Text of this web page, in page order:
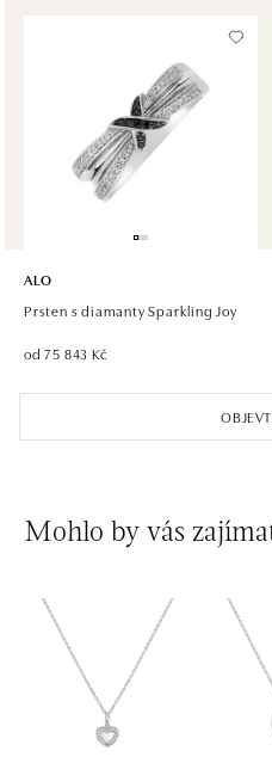
dnes otevřeno od 09:00
ALO diamonds,
Roztylská 2321/19, 148 00
tel.: +420 773 585 559, +420
dnes otevřeno od 09:00
ALO diamonds Hilton,
dnes otevřeno od 10:00
ALO diamonds OC
Einsteinova 18, 851 01
tel.: +421 917 090 891
ALO diamonds OC
dnes otevřeno od 09:00
ALO diamonds OC
Pribinova 8, 811 09 Bratislava
tel.: +421 917 090 700, +421 918
ALO
Prsten s diamanty Sparkling Joy
od 75 843 Kč
Mohlo by vás